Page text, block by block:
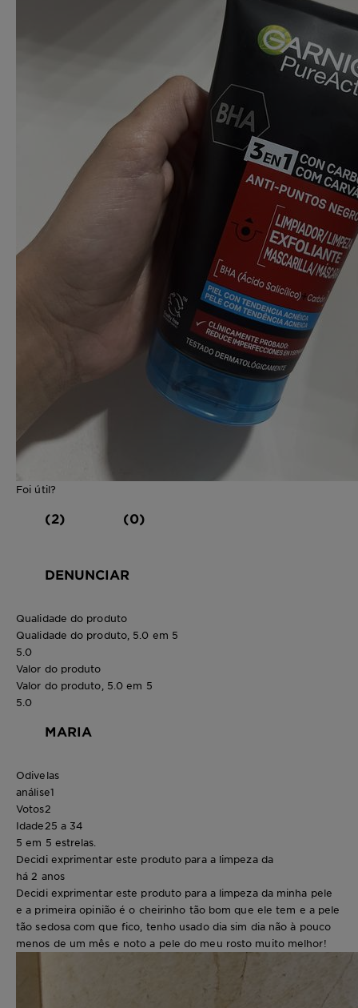
Foi útil?
(2) (0)
DENUNCIAR
Qualidade do produto
Qualidade do produto, 5.0 em 5
5.0
Valor do produto
Valor do produto, 5.0 em 5
5.0
MARIA
Odivelas
análise1
Votos2
Idade25 a 34
5 em 5 estrelas.
Decidi exprimentar este produto para a limpeza da
há 2 anos
Decidi exprimentar este produto para a limpeza da minha pele
e a primeira opinião é o cheirinho tão bom que ele tem e a pele
tão sedosa com que fico, tenho usado dia sim dia não à pouco
menos de um mês e noto a pele do meu rosto muito melhor!